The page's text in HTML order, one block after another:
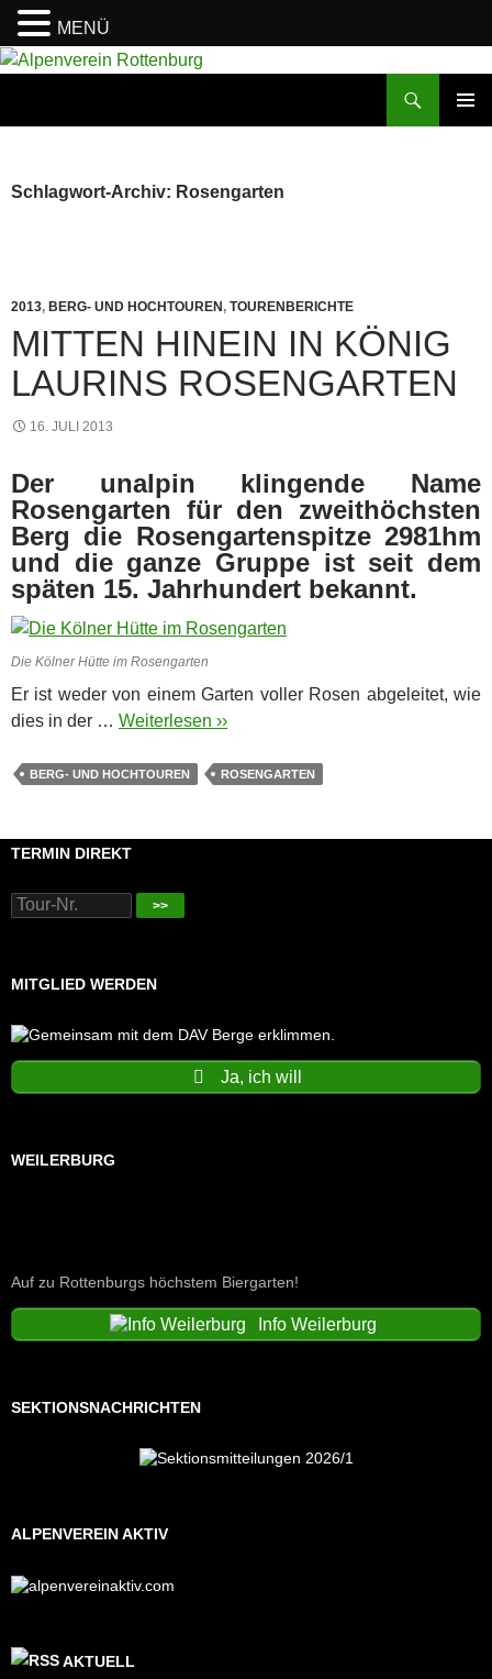
Zum
Schlagwort-Archiv: Rosengarten
2013, BERG- UND HOCHTOUREN, TOURENBERICHTE
MITTEN HINEIN IN KÖNIG
LAURINS ROSENGARTEN
16. JULI 2013
Der unalpin klingende Name
Rosengarten für den zweithöchsten
Berg die Rosengartenspitze 2981hm
und die ganze Gruppe ist seit dem
späten 15. Jahrhundert bekannt.
Die Kölner Hütte im Rosengarten
Er ist weder von einem Garten voller Rosen abgeleitet, wie
dies in der … Weiterlesen ››
BERG- UND HOCHTOUREN ROSENGARTEN
TERMIN DIREKT
>>
MITGLIED WERDEN
Ja, ich will
WEILERBURG
Auf zu Rottenburgs höchstem Biergarten!
Info Weilerburg
SEKTIONSNACHRICHTEN
ALPENVEREIN AKTIV
AKTUELL
MENÜ